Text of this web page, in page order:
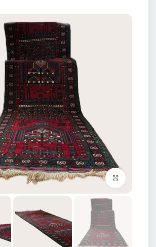
برای بزرگنمایی کلیک کنید